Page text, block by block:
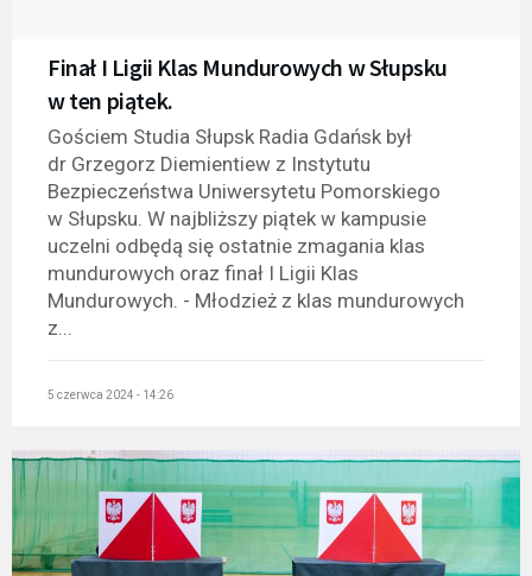
Finał I Ligii Klas Mundurowych w Słupsku
w ten piątek.
Gościem Studia Słupsk Radia Gdańsk był
dr Grzegorz Diemientiew z Instytutu
Bezpieczeństwa Uniwersytetu Pomorskiego
w Słupsku. W najbliższy piątek w kampusie
uczelni odbędą się ostatnie zmagania klas
mundurowych oraz finał I Ligii Klas
Mundurowych. - Młodzież z klas mundurowych
z...
5 czerwca 2024 - 14:26